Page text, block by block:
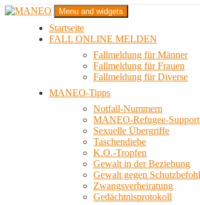
Zum
MANEO
Das schwule Anti-Gewalt-Projekt in Berlin
Menu and widgets
Startseite
FALL ONLINE MELDEN
Fallmeldung für Männer
Fallmeldung für Frauen
Fallmeldung für Diverse
MANEO-Tipps
Notfall-Nummern
MANEO-Refugee-Support
Sexuelle Übergriffe
Taschendiebe
K.O.-Tropfen
Gewalt in der Beziehung
Gewalt gegen
Zwangsverheiratung
Gedächtnisprotokoll